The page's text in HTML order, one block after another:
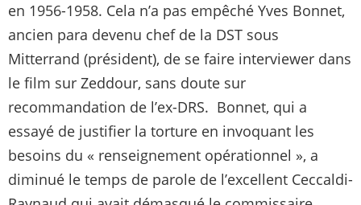
en 1956-1958. Cela n’a pas empêché Yves Bonnet,
ancien para devenu chef de la DST sous
Mitterrand (président), de se faire interviewer dans
le film sur Zeddour, sans doute sur
recommandation de l’ex-DRS. Bonnet, qui a
essayé de justifier la torture en invoquant les
besoins du « renseignement opérationnel », a
diminué le temps de parole de l’excellent Ceccaldi-